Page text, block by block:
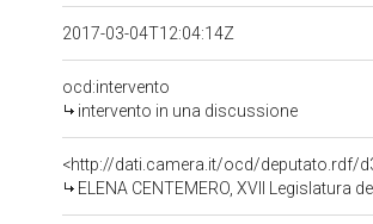
2017-03-04T12:04:14Z
ocd:intervento
intervento in una discussione
<http://dati.camera.it/ocd/deputato.rdf/
ELENA CENTEMERO, XVII Legislatura